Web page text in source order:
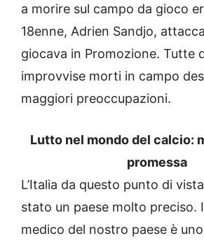
a morire sul campo da gioco
18enne, Adrien Sandjo,
giocava in Promozione. Tutte
improvvise morti in campo
maggiori preoccupazioni.
Lutto nel mondo del calcio:
promessa
L’Italia da questo punto di
stato un paese molto preciso.
medico del nostro paese è